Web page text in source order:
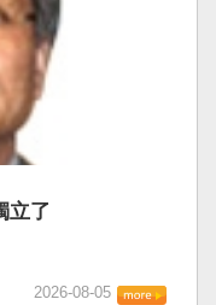
立了
2026-08-05